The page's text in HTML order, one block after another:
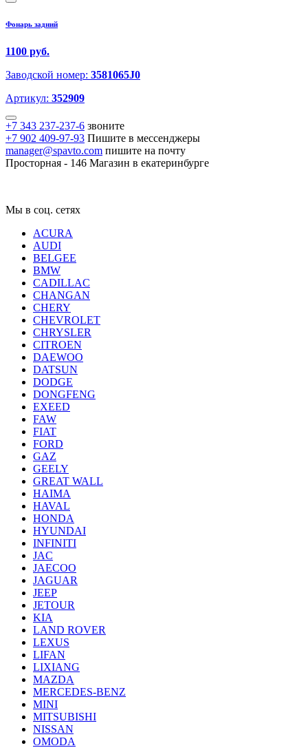
Фонарь задний
1100 руб.
Заводской номер: 3581065J0
Артикул: 352909
+7 343 237-237-6 звоните
+7 902 409-97-93 Пишите в мессенджеры
manager@spavto.com пишите на почту
Просторная - 146 Магазин в екатеринбурге
Мы в соц. сетях
ACURA
AUDI
BELGEE
BMW
CADILLAC
CHANGAN
CHERY
CHEVROLET
CHRYSLER
CITROEN
DAEWOO
DATSUN
DODGE
DONGFENG
EXEED
FAW
FIAT
FORD
GAZ
GEELY
GREAT WALL
HAIMA
HAVAL
HONDA
HYUNDAI
INFINITI
JAC
JAECOO
JAGUAR
JEEP
JETOUR
KIA
LAND ROVER
LEXUS
LIFAN
LIXIANG
MAZDA
MERCEDES-BENZ
MINI
MITSUBISHI
NISSAN
OMODA